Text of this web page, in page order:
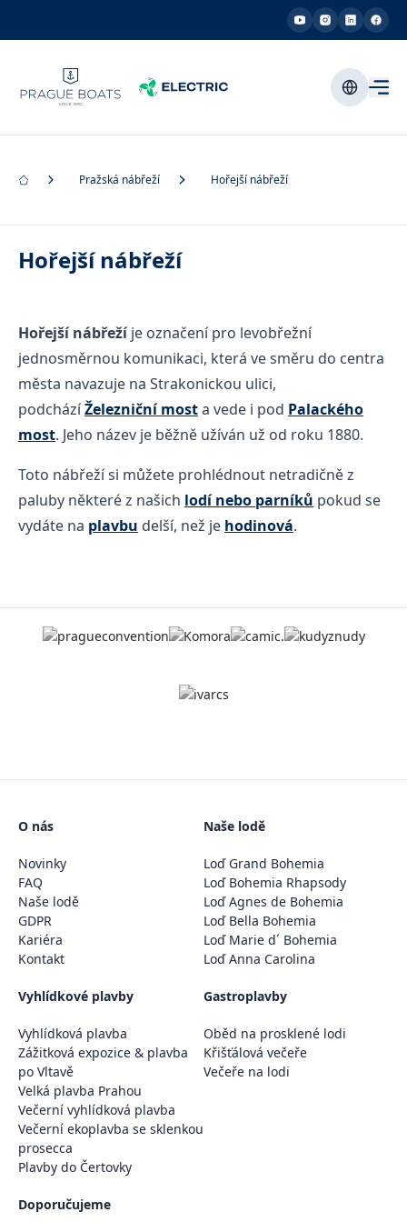
Pražská nábřeží Hořejší nábřeží
Hořejší nábřeží
Hořejší nábřežíje označení pro levobřežní
jednosměrnou komunikaci, která ve směru do centra
města navazuje na Strakonickou ulici,
podcházíŽelezniční mosta vede i pod Palackého
most. Jeho název je běžně užíván už od roku 1880.
Toto nábřeží si můžete prohlédnout netradičně z
paluby některé z našich lodí nebo parníků pokud se
vydáte na plavbu delší, než je hodinová.
O nás
Novinky
FAQ
Naše lodě
GDPR
Kariéra
Kontakt
Naše lodě
Loď Grand Bohemia
Loď Bohemia Rhapsody
Loď Agnes de Bohemia
Loď Bella Bohemia
Loď Marie d´ Bohemia
Loď Anna Carolina
Vyhlídkové plavby
Vyhlídková plavba
Zážitková expozice & plavba
po Vltavě
Velká plavba Prahou
Večerní vyhlídková plavba
Večerní ekoplavba se sklenkou
prosecca
Plavby do Čertovky
Gastroplavby
Oběd na prosklené lodi
Křišťálová večeře
Večeře na lodi
Doporučujeme